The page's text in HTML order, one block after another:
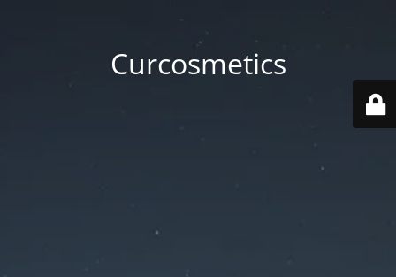
Curcosmetics